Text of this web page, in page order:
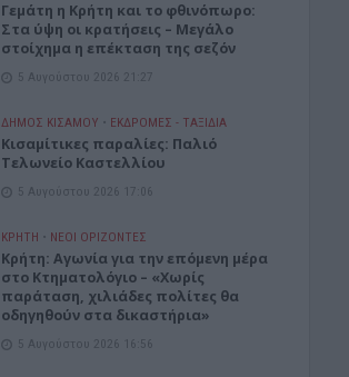
Γεμάτη η Κρήτη και το φθινόπωρο:
Στα ύψη οι κρατήσεις – Μεγάλο
στοίχημα η επέκταση της σεζόν
5 Αυγούστου 2026 21:27
ΔΉΜΟΣ ΚΙΣΆΜΟΥ • ΕΚΔΡΟΜΈΣ - ΤΑΞΊΔΙΑ
Kισαμίτικες παραλίες: Παλιό
Τελωνείο Καστελλίου
5 Αυγούστου 2026 17:06
ΚΡΗΤΗ • ΝΕΟΙ ΟΡΙΖΟΝΤΕΣ
Kρήτη: Αγωνία για την επόμενη μέρα
στο Κτηματολόγιο – «Χωρίς
παράταση, χιλιάδες πολίτες θα
οδηγηθούν στα δικαστήρια»
5 Αυγούστου 2026 16:56